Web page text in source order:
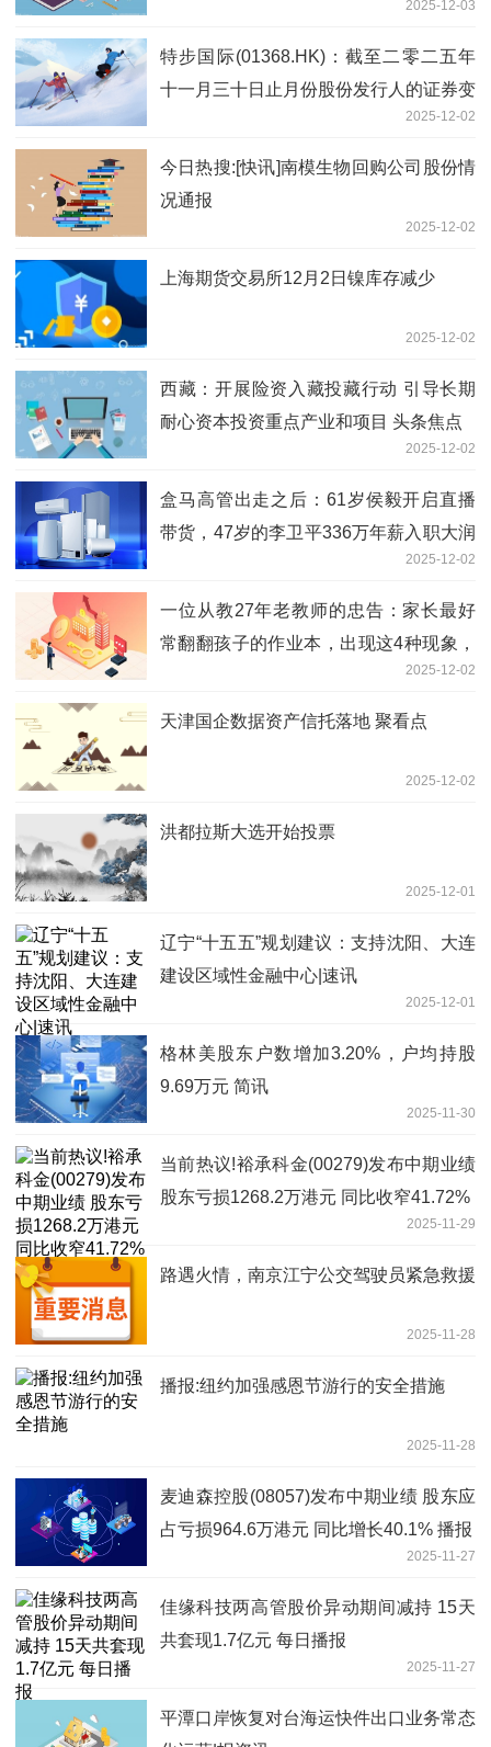
2025-12-03
特步国际(01368.HK)：截至二零二五年
十一月三十日止月份股份发行人的证券变
2025-12-02
今日热搜:[快讯]南模生物回购公司股份情
况通报
2025-12-02
上海期货交易所12月2日镍库存减少
2025-12-02
西藏：开展险资入藏投藏行动 引导长期
耐心资本投资重点产业和项目 头条焦点
2025-12-02
盒马高管出走之后：61岁侯毅开启直播
带货，47岁的李卫平336万年薪入职大润
2025-12-02
一位从教27年老教师的忠告：家长最好
常翻翻孩子的作业本，出现这4种现象，
2025-12-02
天津国企数据资产信托落地 聚看点
2025-12-02
洪都拉斯大选开始投票
2025-12-01
辽宁“十五五”规划建议：支持沈阳、大连
建设区域性金融中心|速讯
2025-12-01
格林美股东户数增加3.20%，户均持股
9.69万元 简讯
2025-11-30
当前热议!裕承科金(00279)发布中期业绩
股东亏损1268.2万港元 同比收窄41.72%
2025-11-29
路遇火情，南京江宁公交驾驶员紧急救援
2025-11-28
播报:纽约加强感恩节游行的安全措施
2025-11-28
麦迪森控股(08057)发布中期业绩 股东应
占亏损964.6万港元 同比增长40.1% 播报
2025-11-27
佳缘科技两高管股价异动期间减持 15天
共套现1.7亿元 每日播报
2025-11-27
平潭口岸恢复对台海运快件出口业务常态